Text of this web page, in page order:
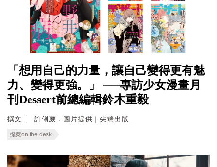
「想用自己的力量，讓自己變得更有魅
力、變得更強。」 ──專訪少女漫畫月
刊Dessert前總編輯鈴木重毅
撰文 許俐葳．圖片提供｜尖端出版
提案on the desk